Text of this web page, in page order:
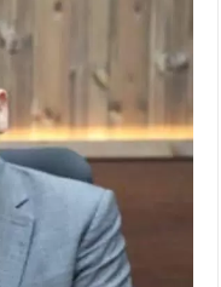
القاضي يلتقي رؤساء
على
دعوة المكلفين بخدمة